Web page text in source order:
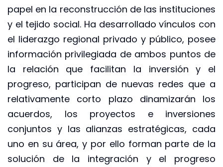
papel en la reconstrucción de las instituciones
y el tejido social. Ha desarrollado vínculos con
el liderazgo regional privado y público, posee
información privilegiada de ambos puntos de
la relación que facilitan la inversión y el
progreso, participan de nuevas redes que a
relativamente corto plazo dinamizarán los
acuerdos, los proyectos e inversiones
conjuntos y las alianzas estratégicas, cada
uno en su área, y por ello forman parte de la
solución de la integración y el progreso